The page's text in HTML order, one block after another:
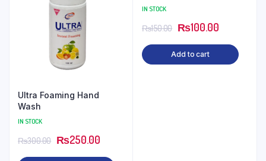
Ultra Foaming Hand
Wash
IN STOCK
₨300.00 ₨250.00
IN STOCK
₨150.00 ₨100.00
Add to cart